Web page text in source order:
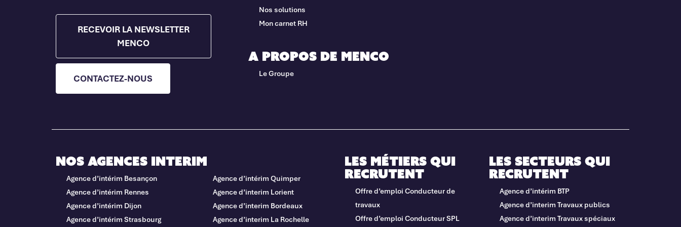
RECEVOIR LA NEWSLETTER
MENCO
CONTACTEZ-NOUS
Nos solutions
Mon carnet RH
A propos de Menco
Le Groupe
Nos agences interim
Agence d’intérim Besançon
Agence d’intérim Rennes
Agence d’intérim Dijon
Agence d’intérim Strasbourg
Agence d’intérim Quimper
Agence d’interim Lorient
Agence d’interim Bordeaux
Agence d’interim La Rochelle
Les métiers qui
recrutent
Offre d’emploi Conducteur de
travaux
Offre d’emploi Conducteur SPL
Les secteurs qui
recrutent
Agence d’intérim BTP
Agence d’interim Travaux publics
Agence d’interim Travaux spéciaux